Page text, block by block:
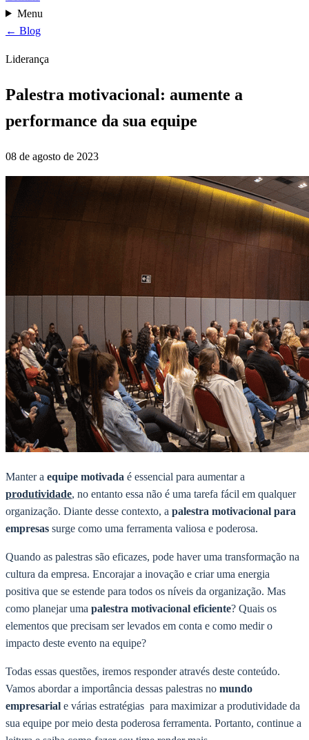
Menu
← Blog
Liderança
Palestra motivacional: aumente a
performance da sua equipe
08 de agosto de 2023
Manter a equipe motivada é essencial para aumentar a
produtividade, no entanto essa não é uma tarefa fácil em qualquer
organização. Diante desse contexto, a palestra motivacional para
empresas surge como uma ferramenta valiosa e poderosa.
Quando as palestras são eficazes, pode haver uma transformação na
cultura da empresa. Encorajar a inovação e criar uma energia
positiva que se estende para todos os níveis da organização. Mas
como planejar uma palestra motivacional eficiente? Quais os
elementos que precisam ser levados em conta e como medir o
impacto deste evento na equipe?
Todas essas questões, iremos responder através deste conteúdo.
Vamos abordar a importância dessas palestras no mundo
empresarial e várias estratégias para maximizar a produtividade da
sua equipe por meio desta poderosa ferramenta. Portanto, continue a